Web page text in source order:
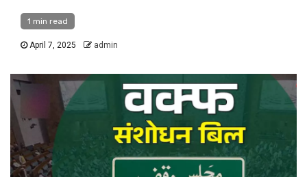
1 min read
April 7, 2025 admin